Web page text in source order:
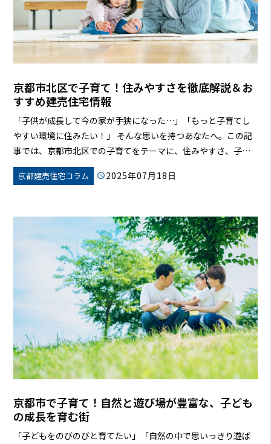
京都市北区で子育て！住みやすさを徹底解説＆お
すすめ建売住宅情報
「子供が成長して今の家が手狭になった…」「もっと子育てし
やすい環境に住みたい！」
そんな思いを持つあなたへ。この記
事では、京都市北区での子育てをテーマに、住みやすさ、子育
て支援、おすすめのエリア、そして建売住宅の情報まで、徹底
的に解説します。京都市北区で理想のマイホームを見つけ、お
京都建売住宅コラム 2025年07月18日
京都市で子育て！自然と遊び場が豊富な、子ども
の成長を育む街
「子どもをのびのびと育てたい」「自然の中で思いっきり遊ば